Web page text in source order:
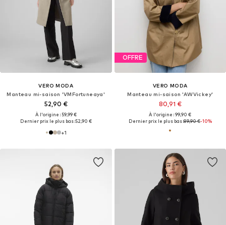
VERO MODA
Manteau mi-saison 'VMFortuneaya'
52,90 €
À l'origine : 59,99 €
Dernier prix le plus bas :52,90 €
+1
OFFRE
VERO MODA
Manteau mi-saison 'AWVickey'
80,91 €
À l'origine : 99,90 €
Dernier prix le plus bas :89,90 €-10%